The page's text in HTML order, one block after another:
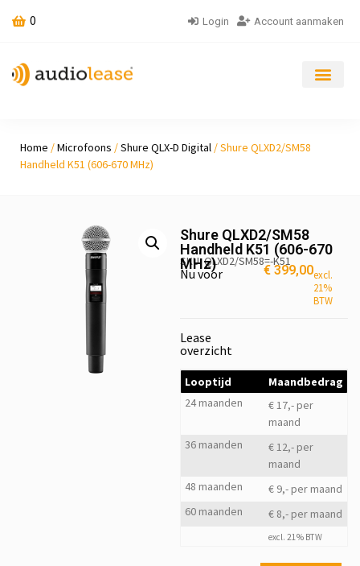
0 Login Account aanmaken
Home /Microfoons /Shure QLX-D Digital / Shure QLXD2/SM58
Handheld K51 (606-670 MHz)
Shure QLXD2/SM58
Handheld K51 (606-670
MHz)
SKU: QLXD2/SM58=-K51
Nu voor €399,00excl.
21%
BTW
Lease
overzicht
Looptijd
Maandbedrag
24 maanden
€ 17,- per
maand
36 maanden
€ 12,- per
maand
48 maanden
€ 9,- per maand
60 maanden
€ 8,- per maand
excl. 21% BTW